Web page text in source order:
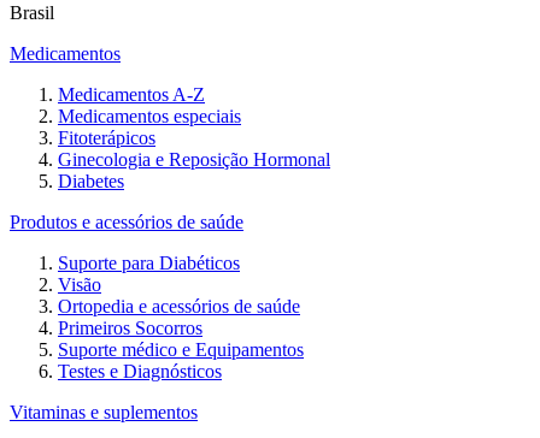
Brasil
Medicamentos
Medicamentos A-Z
Medicamentos especiais
Fitoterápicos
Ginecologia e Reposição Hormonal
Diabetes
Produtos e acessórios de saúde
Suporte para Diabéticos
Visão
Ortopedia e acessórios de saúde
Primeiros Socorros
Suporte médico e Equipamentos
Testes e Diagnósticos
Vitaminas e suplementos